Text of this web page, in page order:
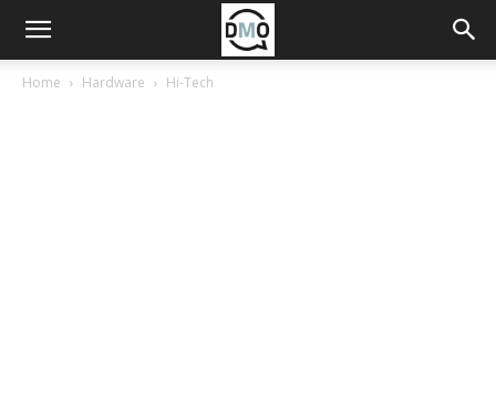
Home Hardware Hi-Tech